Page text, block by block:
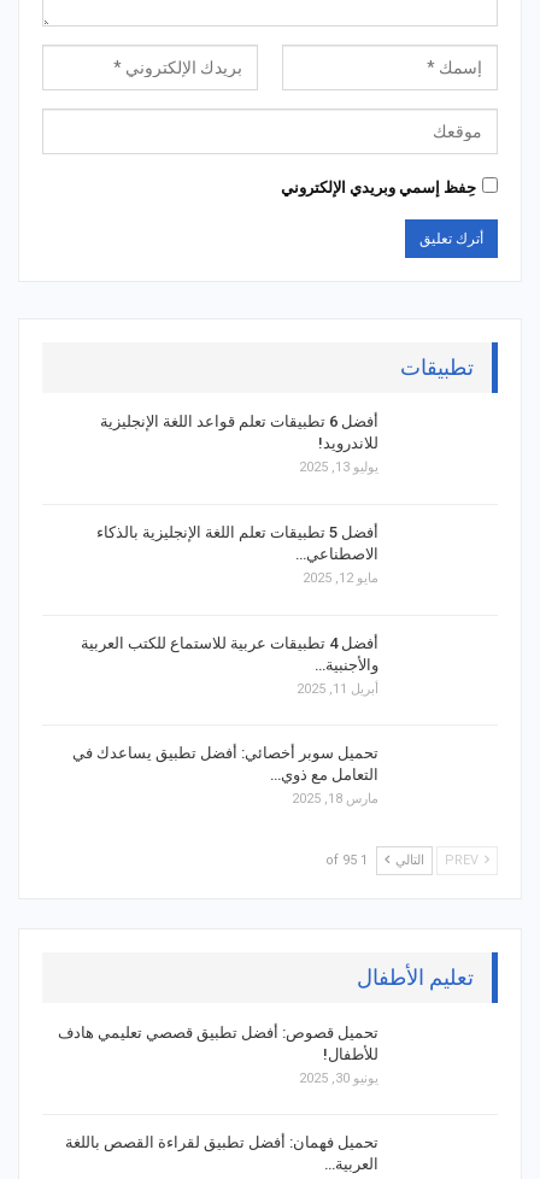
حِفظ إسمي وبريدي الإلكتروني
تطبيقات
أفضل 6 تطبيقات تعلم قواعد اللغة الإنجليزية
للاندرويد!
يوليو 13, 2025
أفضل 5 تطبيقات تعلم اللغة الإنجليزية بالذكاء
الاصطناعي…
مايو 12, 2025
أفضل 4 تطبيقات عربية للاستماع للكتب العربية
والأجنبية…
أبريل 11, 2025
تحميل سوبر أخصائي: أفضل تطبيق يساعدك في
التعامل مع ذوي…
مارس 18, 2025
التالي 1 of 95
تعليم الأطفال
تحميل قصوص: أفضل تطبيق قصصي تعليمي هادف
للأطفال!
يونيو 30, 2025
تحميل فهمان: أفضل تطبيق لقراءة القصص باللغة
العربية…